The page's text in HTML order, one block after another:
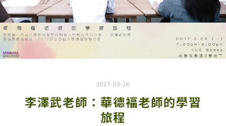
2017-03-16
李澤武老師：華德褔老師的學習
旅程